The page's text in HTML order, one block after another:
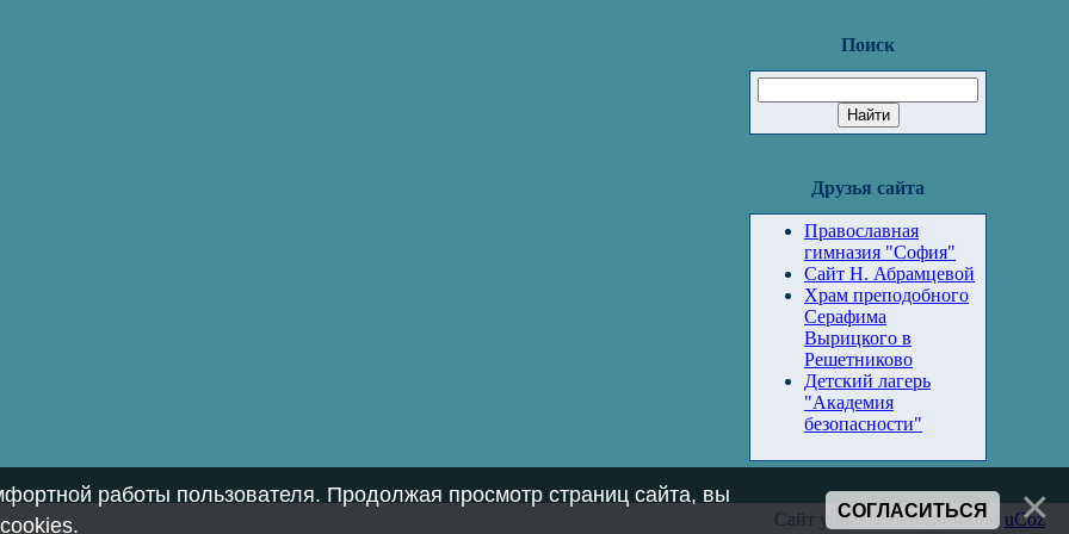
Поиск
Друзья сайта
Православная
гимназия "София"
Сайт Н. Абрамцевой
Храм преподобного
Серафима
Вырицкого в
Решетниково
Детский лагерь
"Академия
безопасности"
Сайт управляется системой uCoz
работы пользователя. Продолжая просмотр страниц сайта, вы
.
СОГЛАСИТЬСЯ